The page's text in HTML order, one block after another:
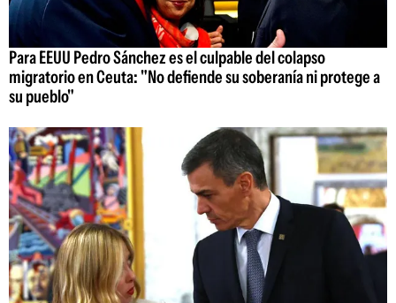
Para EEUU Pedro Sánchez es el culpable del colapso
migratorio en Ceuta: "No defiende su soberanía ni protege a
su pueblo"